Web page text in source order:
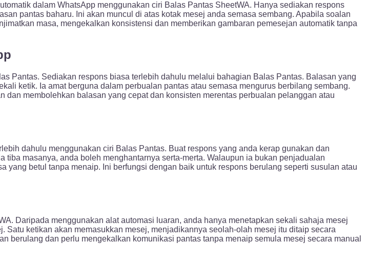
dalam WhatsApp menggunakan ciri Balas Pantas SheetWA. Hanya sediakan respons
pantas baharu. Ini akan muncul di atas kotak mesej anda semasa sembang. Apabila soalan
masa, mengekalkan konsistensi dan memberikan gambaran pemesejan automatik tanpa
Pantas. Sediakan respons biasa terlebih dahulu melalui bahagian Balas Pantas. Balasan yang
ketik. Ia amat berguna dalam perbualan pantas atau semasa mengurus berbilang sembang.
membolehkan balasan yang cepat dan konsisten merentas perbualan pelanggan atau
dahulu menggunakan ciri Balas Pantas. Buat respons yang anda kerap gunakan dan
masanya, anda boleh menghantarnya serta-merta. Walaupun ia bukan penjadualan
betul tanpa menaip. Ini berfungsi dengan baik untuk respons berulang seperti susulan atau
Daripada menggunakan alat automasi luaran, anda hanya menetapkan sekali sahaja mesej
ketikan akan memasukkan mesej, menjadikannya seolah-olah mesej itu ditaip secara
berulang dan perlu mengekalkan komunikasi pantas tanpa menaip semula mesej secara manual